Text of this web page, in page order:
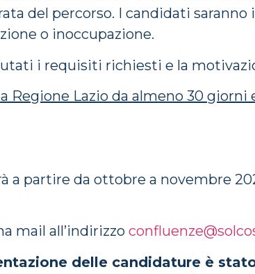
del percorso. I candidati
o inoccupazione.
i requisiti richiesti e la
Regione Lazio da almeno 30
a partire da ottobre a novembre
mail all’indirizzo
delle candidature è